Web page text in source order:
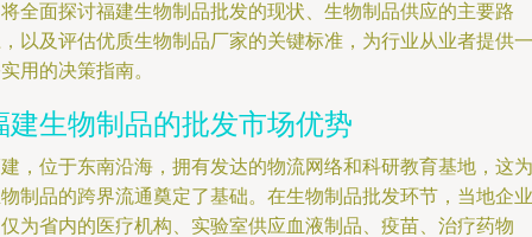
全面探讨福建生物制品批发的现状、生物制品供应的主要路
以及评估优质生物制品厂家的关键标准，为行业从业者提供一
用的决策指南。
建生物制品的批发市场优势
，位于东南沿海，拥有发达的物流网络和科研教育基地，这为
制品的跨界流通奠定了基础。在生物制品批发环节，当地企业
为省内的医疗机构、实验室供应血液制品、疫苗、治疗药物